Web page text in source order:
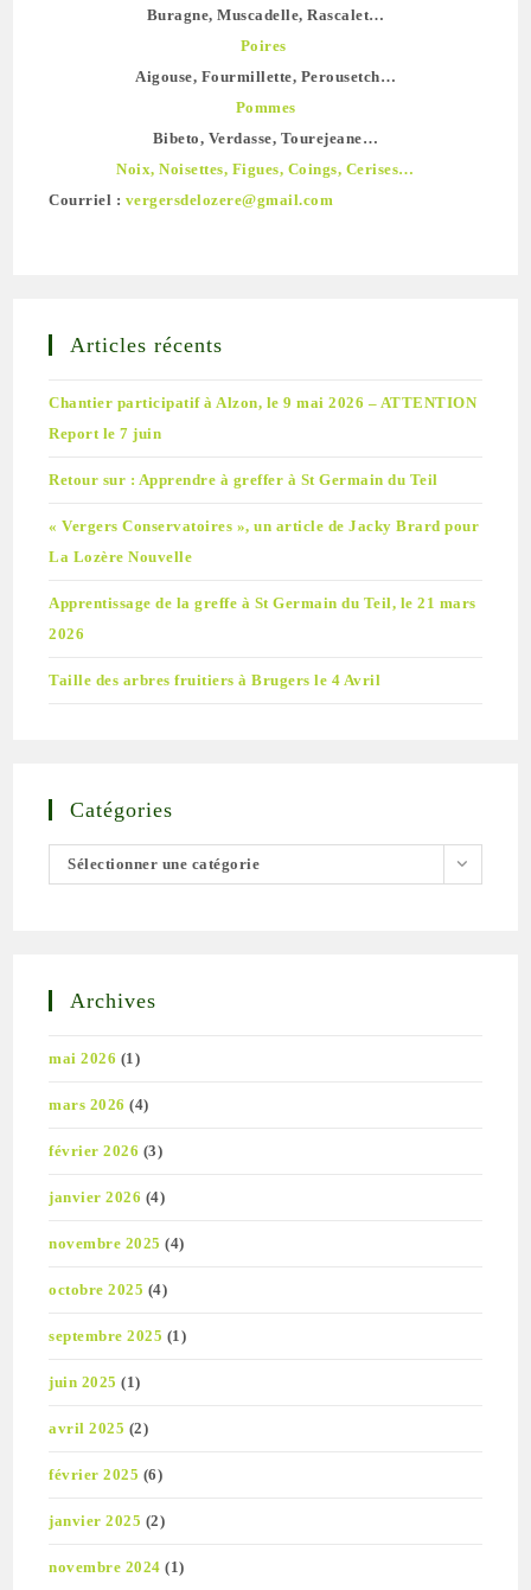
Buragne, Muscadelle, Rascalet…
Poires
Aigouse, Fourmillette, Perousetch…
Pommes
Bibeto, Verdasse, Tourejeane…
Noix, Noisettes, Figues, Coings, Cerises…
Courriel : vergersdelozere@gmail.com
Articles récents
Chantier participatif à Alzon, le 9 mai 2026 – ATTENTION
Report le 7 juin
Retour sur : Apprendre à greffer à St Germain du Teil
« Vergers Conservatoires », un article de Jacky Brard pour
La Lozère Nouvelle
Apprentissage de la greffe à St Germain du Teil, le 21 mars
2026
Taille des arbres fruitiers à Brugers le 4 Avril
Catégories
Catégories
Sélectionner une catégorie
Archives
mai 2026 (1)
mars 2026 (4)
février 2026 (3)
janvier 2026 (4)
novembre 2025 (4)
octobre 2025 (4)
septembre 2025 (1)
juin 2025 (1)
avril 2025 (2)
février 2025 (6)
janvier 2025 (2)
novembre 2024 (1)